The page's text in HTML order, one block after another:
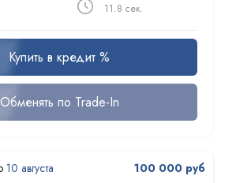
11.8 сек.
Купить в кредит %
Обменять по Trade-In
10 августа 100 000 руб